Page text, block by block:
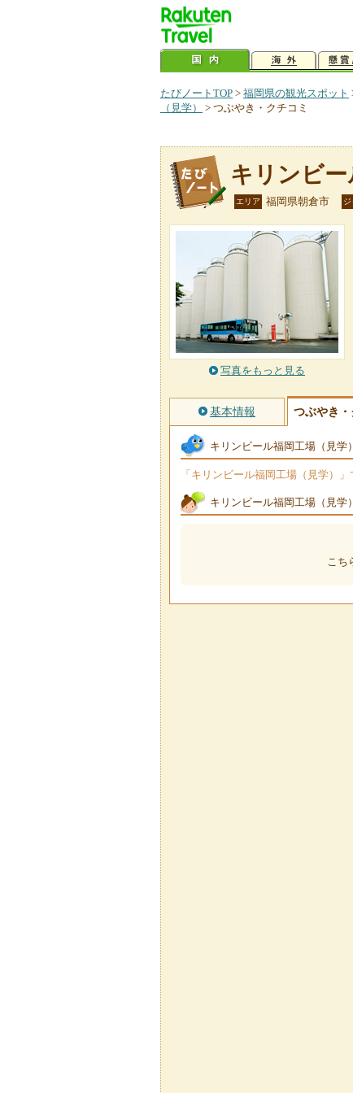
たびノートTOP > 福岡県の観光スポット
（見学）
> つぶやき・クチコミ
キリンビー
エリア 福岡県朝倉市
写真をもっと見る
基本情報 つぶやき・
キリンビール福岡工場（見学
「キリンビール福岡工場（見学）
キリンビール福岡工場（見学
こち